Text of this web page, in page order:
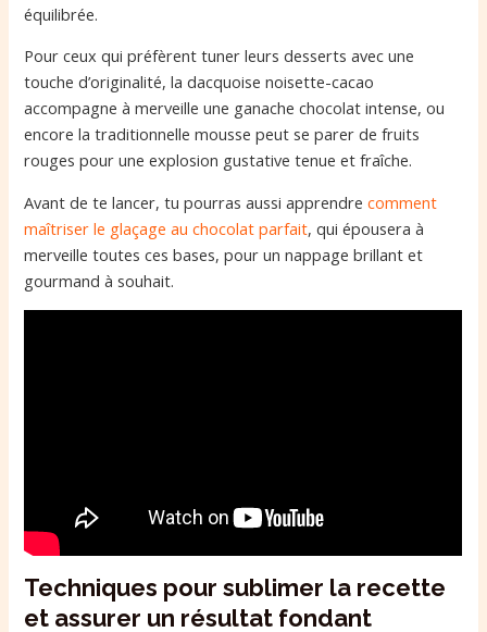
équilibrée.
Pour ceux qui préfèrent tuner leurs desserts avec une
touche d’originalité, la dacquoise noisette-cacao
accompagne à merveille une ganache chocolat intense, ou
encore la traditionnelle mousse peut se parer de fruits
rouges pour une explosion gustative tenue et fraîche.
Avant de te lancer, tu pourras aussi apprendrecomment
maîtriser le glaçage au chocolat parfait, qui épousera à
merveille toutes ces bases, pour un nappage brillant et
gourmand à souhait.
Techniques pour sublimer la recette
et assurer un résultat fondant